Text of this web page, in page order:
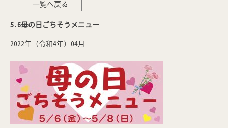
一覧へ戻る
5.6母の日ごちそうメニュー
2022年（令和4年）04月